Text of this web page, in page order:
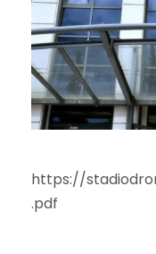
https://
.pdf